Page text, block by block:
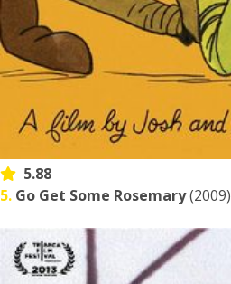
5.88
5. Go Get Some Rosemary(2009)